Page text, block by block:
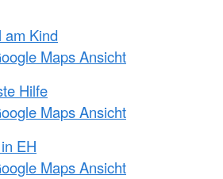
am Kind
Maps Ansicht
Hilfe
Maps Ansicht
EH
Maps Ansicht